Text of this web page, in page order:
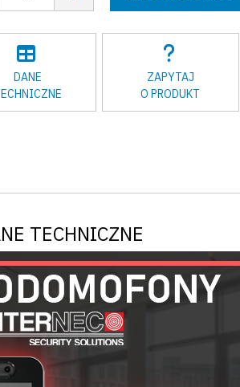
DANE
ZAPYTAJ
O PRODUKT
TECHNICZNE
T
OGÓLNE
malowana